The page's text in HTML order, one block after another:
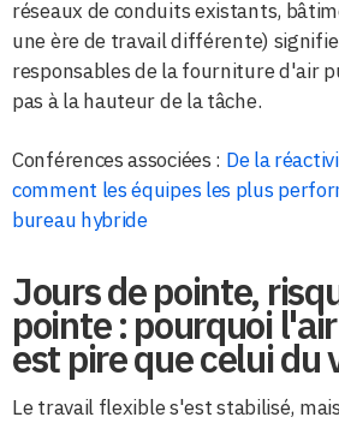
réseaux de conduits existants,
une ère de travail différente)
responsables de la fourniture d'air
pas à la hauteur de la tâche.
Conférences associées : De la
comment les équipes les plus
bureau hybride
Jours de pointe,
pointe : pourquoi
est pire que celui du
Le travail flexible s'est stabilisé,